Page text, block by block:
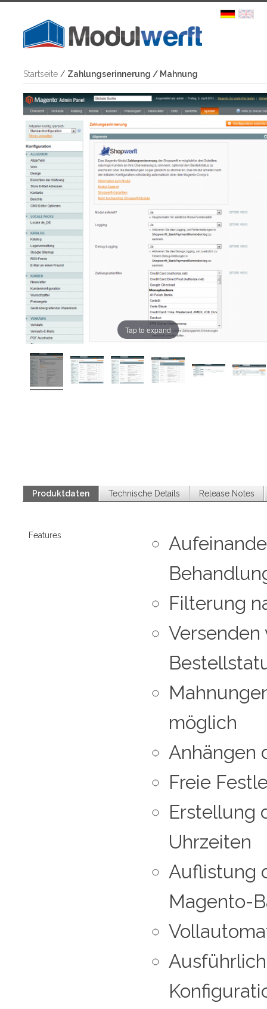
Startseite / Zahlungserinnerung / Mahnung
Tap to expand
Produktdaten Technische Details Release Notes
Features
Filterung
Versenden
möglich
Anhängen
Freie
Erstellung
Uhrzeiten
Auflistung
Magento-